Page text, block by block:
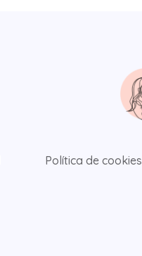
Política de cookies